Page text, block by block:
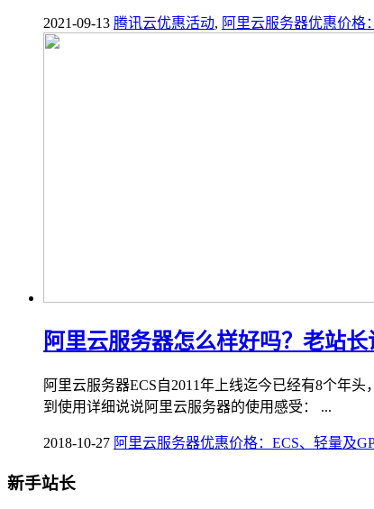
2021-09-13 腾讯云优惠活动, 阿里云服务器优惠价格
阿里云服务器怎么样好吗？老站长
阿里云服务器ECS自2011年上线迄今已经有8个年
到使用详细说说阿里云服务器的使用感受： ...
2018-10-27 阿里云服务器优惠价格：ECS、轻量及
新手站长